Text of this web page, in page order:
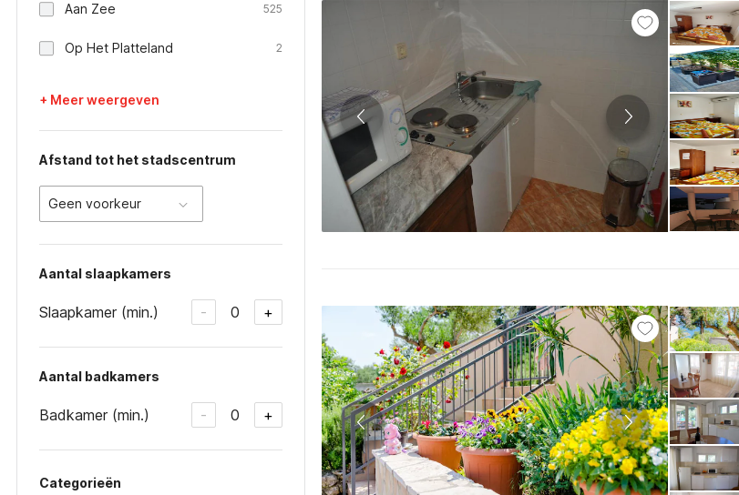
Aan Zee 525
Op Het Platteland 2
+ Meer weergeven
Afstand tot het stadscentrum
Geen voorkeur
Aantal slaapkamers
Slaapkamer (min.) - 0 +
Aantal badkamers
Badkamer (min.) - 0 +
Categorieën